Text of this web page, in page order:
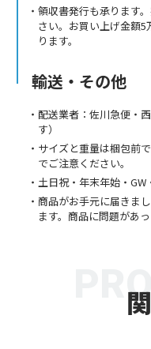
領収書発行も承ります
さい。お買い上げ金額
ります。
輸送・その他
配送業者：佐川急便・
す）
サイズと重量は梱包前
でご注意ください。
土日祝・年末年始・GW
商品がお手元に届きま
ます。商品に問題があ